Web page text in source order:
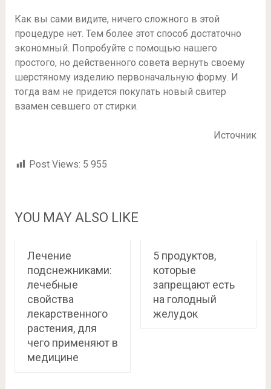
Как вы сами видите, ничего сложного в этой
процедуре нет. Тем более этот способ достаточно
экономный. Попробуйте с помощью нашего
простого, но действенного совета вернуть своему
шерстяному изделию первоначальную форму. И
тогда вам не придется покупать новый свитер
взамен севшего от стирки.
Источник
Post Views: 5 955
YOU MAY ALSO LIKE
Лечение
подснежниками:
лечебные
свойства
лекарственного
растения, для
чего применяют в
медицине
5 продуктов,
которые
запрещают есть
на голодный
желудок